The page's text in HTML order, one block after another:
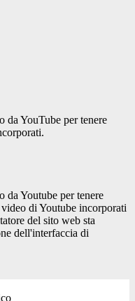
da YouTube per tenere
da Youtube per tenere
di Youtube incorporati
del sito web sta
dell'interfaccia di